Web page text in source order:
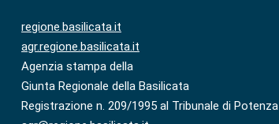
regione.basilicata.it
agr.regione.basilicata.it
Agenzia stampa della
Giunta Regionale della Basilicata
Registrazione n. 209/1995 al Tribunale di Potenza